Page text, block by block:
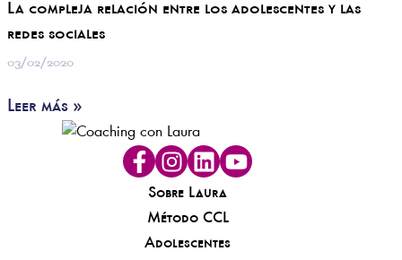
La compleja relación entre los adolescentes y las
redes sociales
03/02/2020
Leer más »
Sobre Laura
Método CCL
Adolescentes